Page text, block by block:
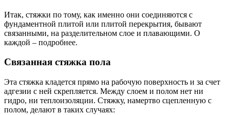
Итак, стяжки по тому, как именно они соединяются с
фундаментной плитой или плитой перекрытия, бывают
связанными, на разделительном слое и плавающими. О
каждой – подробнее.
Связанная стяжка пола
Эта стяжка кладется прямо на рабочую поверхность и за счет
адгезии с ней скрепляется. Между слоем и полом нет ни
гидро, ни теплоизоляции. Стяжку, намертво сцепленную с
полом, делают в таких случаях: